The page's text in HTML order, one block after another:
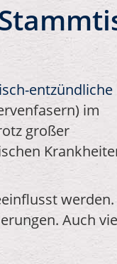
entzündliche
im
großer
werden.
Auch